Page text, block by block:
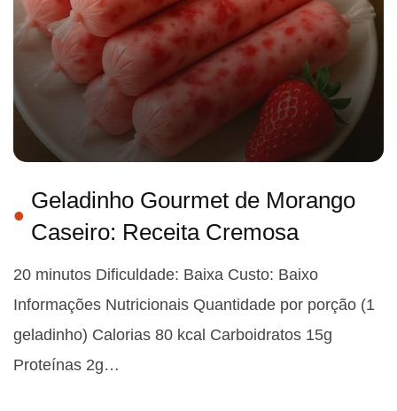
Geladinho Gourmet de Morango
Caseiro: Receita Cremosa
20 minutos Dificuldade: Baixa Custo: Baixo
Informações Nutricionais Quantidade por porção (1
geladinho) Calorias 80 kcal Carboidratos 15g
Proteínas 2g…